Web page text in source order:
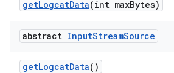
getLogcatData(int maxBytes)
abstract InputStreamSource
getLogcatData()